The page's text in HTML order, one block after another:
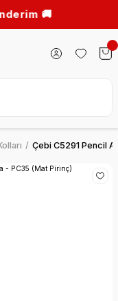
Çebi C5291 Pencil